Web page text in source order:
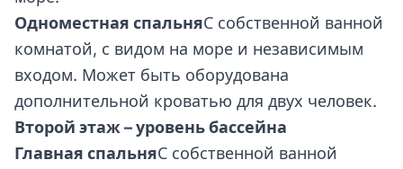
Одноместная спальняС собственной ванной
комнатой, с видом на море и независимым
входом. Может быть оборудована
дополнительной кроватью для двух человек.
Второй этаж – уровень бассейна
Главная спальняС собственной ванной